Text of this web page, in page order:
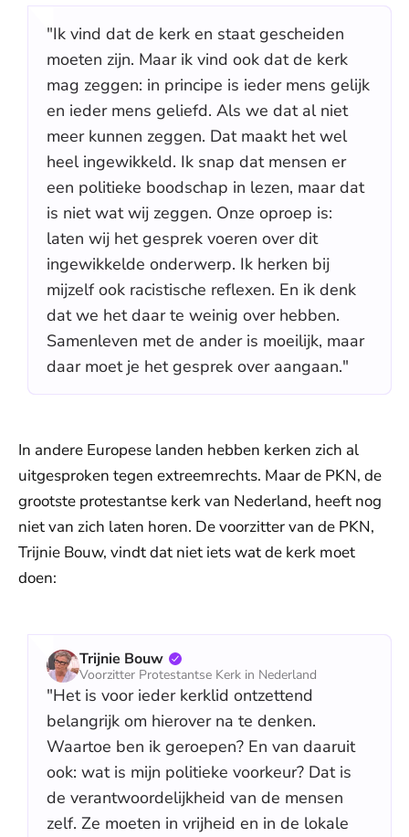
"Ik vind dat de kerk en staat gescheiden
moeten zijn. Maar ik vind ook dat de kerk
mag zeggen: in principe is ieder mens gelijk
en ieder mens geliefd. Als we dat al niet
meer kunnen zeggen. Dat maakt het wel
heel ingewikkeld. Ik snap dat mensen er
een politieke boodschap in lezen, maar dat
is niet wat wij zeggen. Onze oproep is:
laten wij het gesprek voeren over dit
ingewikkelde onderwerp. Ik herken bij
mijzelf ook racistische reflexen. En ik denk
dat we het daar te weinig over hebben.
Samenleven met de ander is moeilijk, maar
daar moet je het gesprek over aangaan."
In andere Europese landen hebben kerken zich al
uitgesproken tegen extreemrechts. Maar de PKN, de
grootste protestantse kerk van Nederland, heeft nog
niet van zich laten horen. De voorzitter van de PKN,
Trijnie Bouw, vindt dat niet iets wat de kerk moet
doen:
Trijnie Bouw
Voorzitter Protestantse Kerk in Nederland
"Het is voor ieder kerklid ontzettend
belangrijk om hierover na te denken.
Waartoe ben ik geroepen? En van daaruit
ook: wat is mijn politieke voorkeur? Dat is
de verantwoordelijkheid van de mensen
zelf. Ze moeten in vrijheid en in de lokale